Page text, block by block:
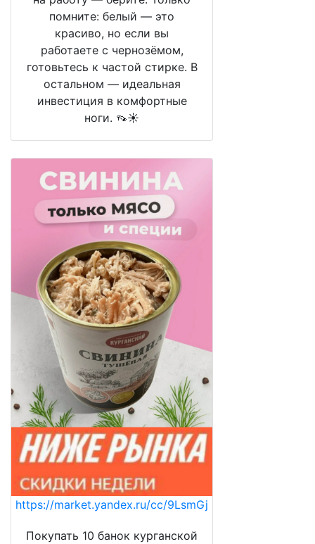
помните: белый — это
красиво, но если вы
работаете с чернозёмом,
готовьтесь к частой стирке. В
остальном — идеальная
инвестиция в комфортные
ноги. 👡☀️
https://market.yandex.ru/cc/9LsmGj
Покупать 10 банок курганской